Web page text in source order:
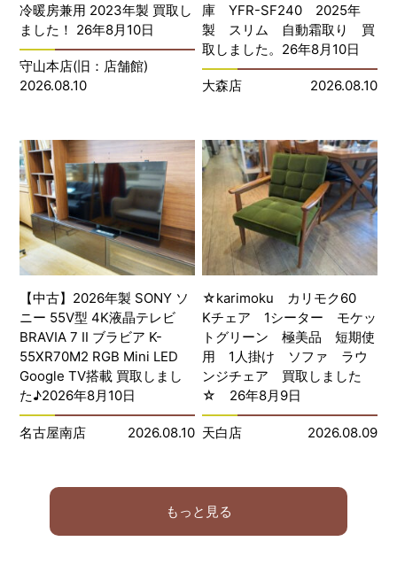
冷暖房兼用 2023年製 買取し
ました！ 26年8月10日
守山本店(旧：店舗館)
2026.08.10
庫 YFR-SF240 2025年
製 スリム 自動霜取り 買
取しました。26年8月10日
大森店 2026.08.10
【中古】2026年製 SONY ソ
ニー 55V型 4K液晶テレビ
BRAVIA 7 Ⅱ ブラビア K-
55XR70M2 RGB Mini LED
Google TV搭載 買取しまし
た♪2026年8月10日
名古屋南店 2026.08.10
☆karimoku カリモク60
Kチェア 1シーター モケッ
トグリーン 極美品 短期使
用 1人掛け ソファ ラウ
ンジチェア 買取しました
☆ 26年8月9日
天白店 2026.08.09
もっと見る